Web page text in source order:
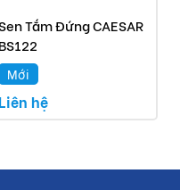
bán là sản phẩm
giả, hàng nhái.
Tắm Đứng CAESAR
BS122
Mới
Liên hệ